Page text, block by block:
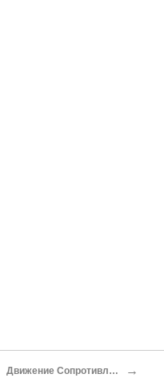
Движение Сопротивления: партизаны, подполье →